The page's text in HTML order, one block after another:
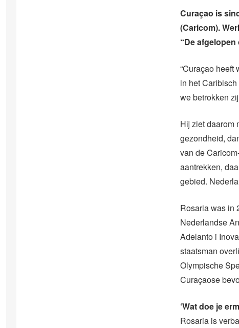
Curaçao is
(Caricom).
“De
“Curaçao heeft
in het
we betrokken
Hij ziet daarom
gezondheid,
van de
aantrekken,
gebied.
Rosaria was in
Nederlandse
Adelanto i
staatsman
Olympische
Curaçaose
‘Wat doe je
Rosaria is